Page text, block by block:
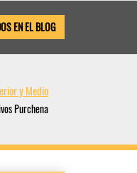
EN EL BLOG
y Medio
Purchena